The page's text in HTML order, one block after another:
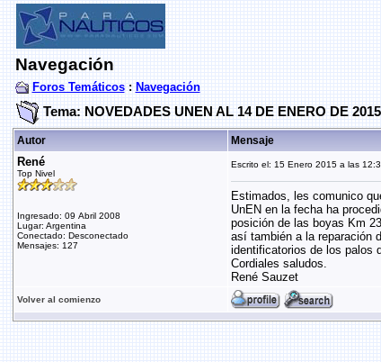
Navegación
Foros Temáticos: Navegación
Tema: NOVEDADES UNEN AL 14 DE ENERO DE 2015
Autor Mensaje
René
Top Nivel
Ingresado: 09 Abril 2008
Lugar: Argentina
Conectado: Desconectado
Mensajes: 127
Escrito el: 15 Enero 2015 a las
Estimados, les comunico
UnEN en la fecha ha
posición de las boyas Km
así también a la reparación
identificatorios de los palos
Cordiales saludos.
René Sauzet
Volver al comienzo